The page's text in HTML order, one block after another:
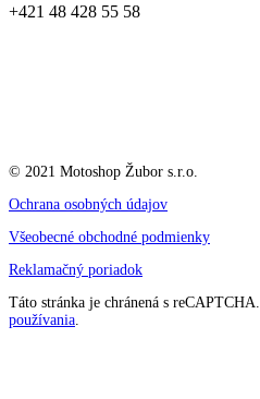
+421 48 428 55 58
© 2021 Motoshop Žubor s.r.o.
Ochrana osobných údajov
Všeobecné obchodné podmienky
Reklamačný poriadok
Táto stránka je chránená s reCAPTCHA.
používania.